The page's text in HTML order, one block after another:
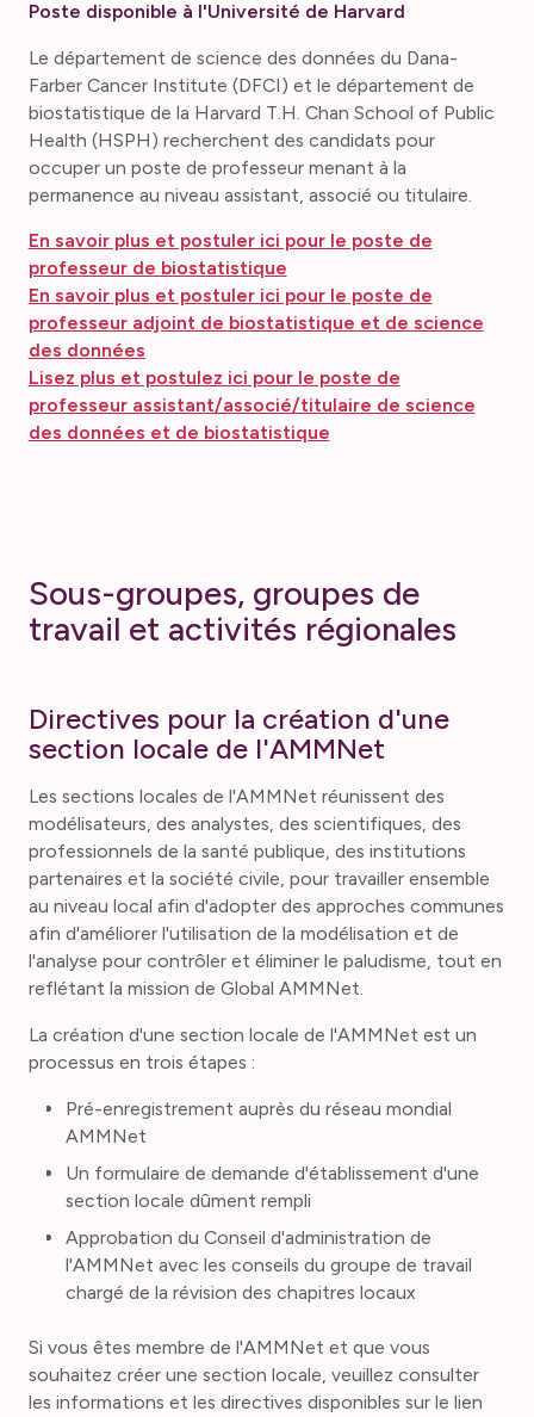
Poste disponible à l'Université de Harvard
Le département de science des données du Dana-
Farber Cancer Institute (DFCI) et le département de
biostatistique de la Harvard T.H. Chan School of Public
Health (HSPH) recherchent des candidats pour
occuper un poste de professeur menant à la
permanence au niveau assistant, associé ou titulaire.
En savoir plus et postuler ici pour le poste de
professeur de biostatistique
En savoir plus et postuler ici pour le poste de
professeur adjoint de biostatistique et de science
des données
Lisez plus et postulez ici pour le poste de
professeur assistant/associé/titulaire de science
des données et de biostatistique
Sous-groupes, groupes de
travail et activités régionales
Directives pour la création d'une
section locale de l'AMMNet
Les sections locales de l'AMMNet réunissent des
modélisateurs, des analystes, des scientifiques, des
professionnels de la santé publique, des institutions
partenaires et la société civile, pour travailler ensemble
au niveau local afin d'adopter des approches communes
afin d'améliorer l'utilisation de la modélisation et de
l'analyse pour contrôler et éliminer le paludisme, tout en
reflétant la mission de Global AMMNet.
La création d'une section locale de l'AMMNet est un
processus en trois étapes :
Pré-enregistrement auprès du réseau mondial
AMMNet
Un formulaire de demande d'établissement d'une
section locale dûment rempli
Approbation du Conseil d'administration de
l'AMMNet avec les conseils du groupe de travail
chargé de la révision des chapitres locaux
Si vous êtes membre de l'AMMNet et que vous
souhaitez créer une section locale, veuillez consulter
les informations et les directives disponibles sur le lien